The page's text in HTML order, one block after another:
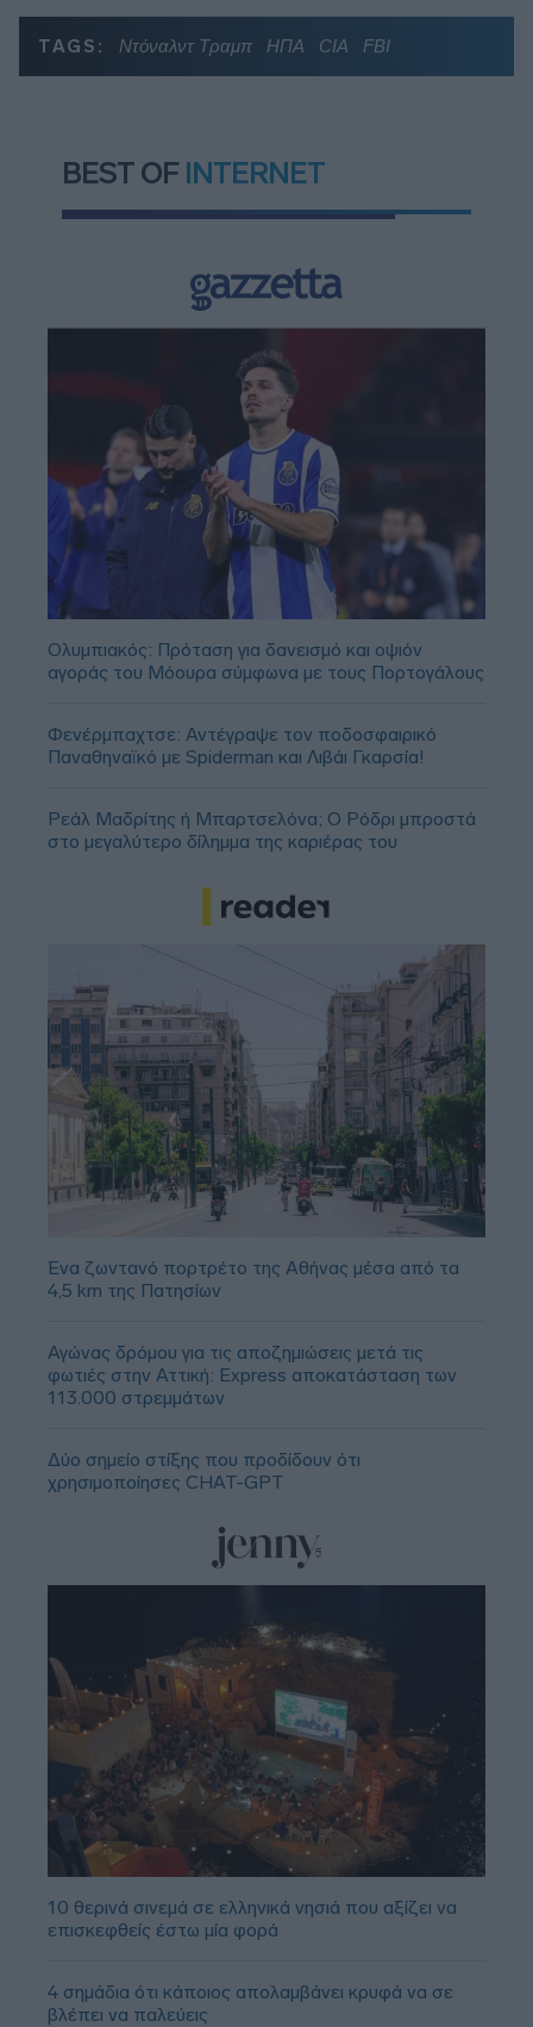
TAGS: Ντόναλντ Τραμπ ΗΠΑ CIA FBI
BEST OF INTERNET
Ολυμπιακός: Πρόταση για δανεισμό και οψιόν
αγοράς του Μόουρα σύμφωνα με τους Πορτογάλους
Φενέρμπαχτσε: Αντέγραψε τον ποδοσφαιρικό
Παναθηναϊκό με Spiderman και Λιβάι Γκαρσία!
Ρεάλ Μαδρίτης ή Μπαρτσελόνα; Ο Ρόδρι μπροστά
στο μεγαλύτερο δίλημμα της καριέρας του
Ένα ζωντανό πορτρέτο της Αθήνας μέσα από τα
4,5 km της Πατησίων
Αγώνας δρόμου για τις αποζημιώσεις μετά τις
φωτιές στην Αττική: Express αποκατάσταση των
113.000 στρεμμάτων
Δύο σημείο στίξης που προδίδουν ότι
χρησιμοποίησες CHAT-GPT
10 θερινά σινεμά σε ελληνικά νησιά που αξίζει να
επισκεφθείς έστω μία φορά
4 σημάδια ότι κάποιος απολαμβάνει κρυφά να σε
βλέπει να παλεύεις